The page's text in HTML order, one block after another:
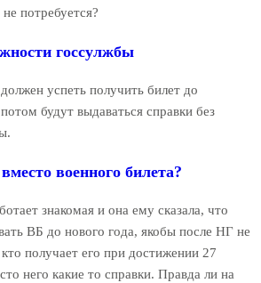
потребуется?
госсулжбы
успеть получить билет до
будут выдаваться справки без
военного билета?
знакомая и она ему сказала, что
ВБ до нового года, якобы после НГ не
получает его при достижении 27
него какие то справки. Правда ли на